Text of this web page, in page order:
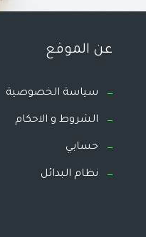
عن الموقع
سياسة الخصوصية
الشروط و الاحكام
حسابي
نظام البدائل